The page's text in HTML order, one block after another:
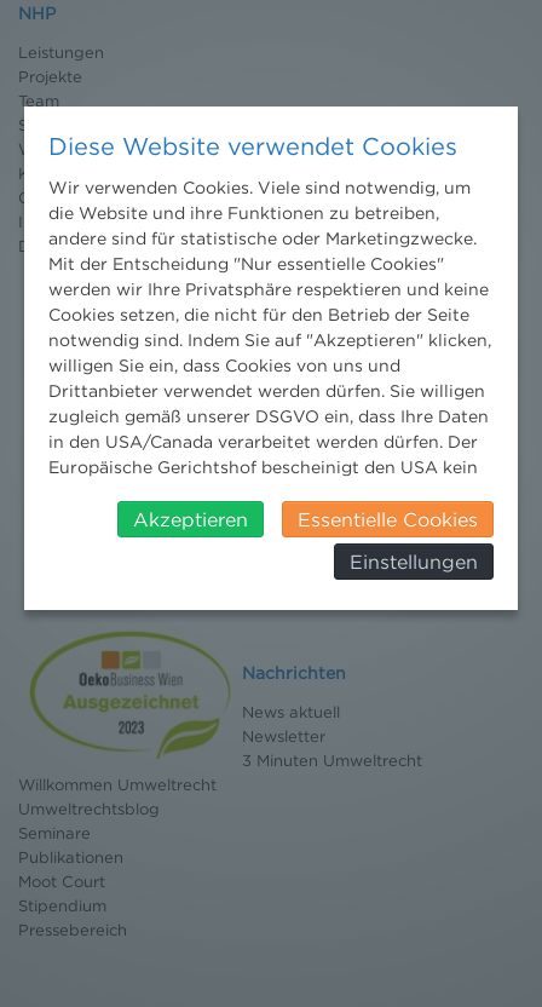
NHP
Leistungen
Projekte
Team
Standorte
Wissenschaft
Karriere
Ombudsstelle
Impressum
Datenschutzerklärung
Nachrichten
News aktuell
Newsletter
3 Minuten Umweltrecht
Willkommen Umweltrecht
Umweltrechtsblog
Seminare
Publikationen
Moot Court
Stipendium
Pressebereich
Diese Website verwendet Cookies
Wir verwenden Cookies. Viele sind notwendig, um
die Website und ihre Funktionen zu betreiben,
andere sind für statistische oder Marketingzwecke.
Mit der Entscheidung "Nur essentielle Cookies"
werden wir Ihre Privatsphäre respektieren und keine
Cookies setzen, die nicht für den Betrieb der Seite
notwendig sind. Indem Sie auf "Akzeptieren" klicken,
willigen Sie ein, dass Cookies von uns und
Drittanbieter verwendet werden dürfen. Sie willigen
zugleich gemäß unserer DSGVO ein, dass Ihre Daten
in den USA/Canada verarbeitet werden dürfen. Der
Europäische Gerichtshof bescheinigt den USA kein
insbesondere das Risiko, dass ihre Daten durch US-
Behörden, zu Kontroll- und zu
Überwachungszwecken, verarbeitet werden und
werden können. Zudem finden Sie am
Bildschirmrand ein Cookie-Icon wo Sie jederzeit Ihre
Einwilligung widerrufen und Widerspruch ausüben.
Weitere Infomationen finden Sie hier:
Datenschutzerklärung
Akzeptieren
Essentielle Cookies
Einstellungen